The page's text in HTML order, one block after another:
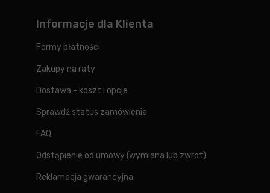
Informacje dla Klienta
Formy płatności
Zakupy na raty
Dostawa - koszt i opcje
Sprawdź status zamówienia
FAQ
Odstąpienie od umowy (wymiana lub zwrot)
Reklamacja gwarancyjna